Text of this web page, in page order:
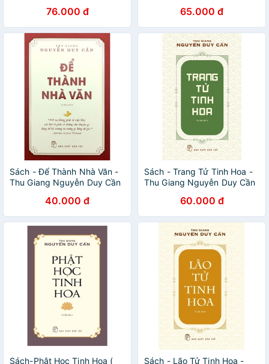
76.000 đ 65.000 đ
Sách - Để Thành Nhà Văn -
Thu Giang Nguyễn Duy Cần
40.000 đ
Sách - Trang Tử Tinh Hoa -
Thu Giang Nguyễn Duy Cần
60.000 đ
Sách-Phật Học Tinh Hoa (
Sách - Lão Tử Tinh Hoa -